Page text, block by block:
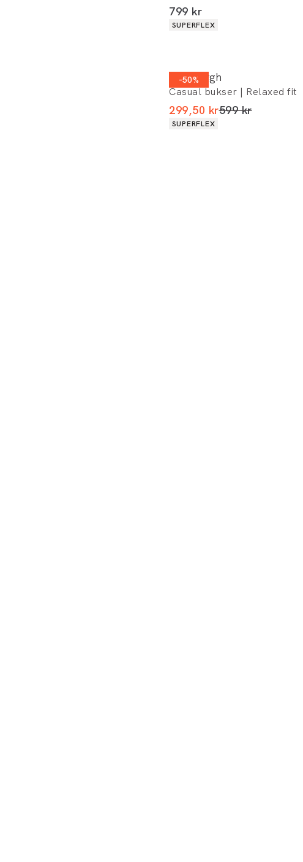
I alt (inkl. rabat)
799 kr
Produkt egenskaber
SUPERFLEX
-50%
Lindbergh
Casual bukser | Relaxed fit
299,50 krI alt (uden rabat)
599 kr
Produkt egenskaber
SUPERFLEX